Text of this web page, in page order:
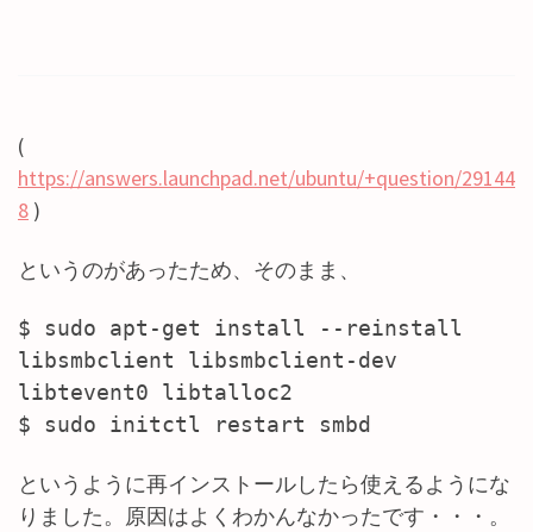
(
https://answers.launchpad.net/ubuntu/+question/29144
8 )
というのがあったため、そのまま、
$ sudo apt-get install --reinstall
libsmbclient libsmbclient-dev
libtevent0 libtalloc2
$ sudo initctl restart smbd
というように再インストールしたら使えるようにな
りました。原因はよくわかんなかったです・・・。